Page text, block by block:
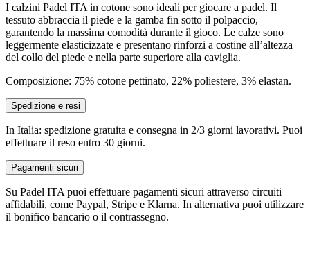
I calzini Padel ITA in cotone sono ideali per giocare a padel. Il
tessuto abbraccia il piede e la gamba fin sotto il polpaccio,
garantendo la massima comodità durante il gioco. Le calze sono
leggermente elasticizzate e presentano rinforzi a costine all’altezza
del collo del piede e nella parte superiore alla caviglia.
Composizione: 75% cotone pettinato, 22% poliestere, 3% elastan.
Spedizione e resi
In Italia: spedizione gratuita e consegna in 2/3 giorni lavorativi. Puoi
effettuare il reso entro 30 giorni.
Pagamenti sicuri
Su Padel ITA puoi effettuare pagamenti sicuri attraverso circuiti
affidabili, come Paypal, Stripe e Klarna. In alternativa puoi utilizzare
il bonifico bancario o il contrassegno.